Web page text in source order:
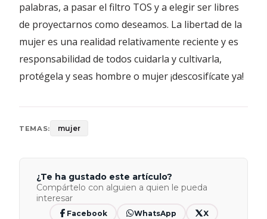
palabras, a pasar el filtro TOS y a elegir ser libres
de proyectarnos como deseamos. La libertad de la
mujer es una realidad relativamente reciente y es
responsabilidad de todos cuidarla y cultivarla,
protégela y seas hombre o mujer ¡descosifícate ya!
TEMAS: mujer
¿Te ha gustado este artículo?
Compártelo con alguien a quien le pueda
interesar
Facebook WhatsApp X